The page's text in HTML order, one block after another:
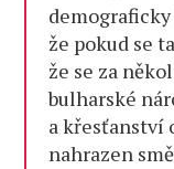
že pokud se
že se za
bulharské
a křesťanství
nahrazen